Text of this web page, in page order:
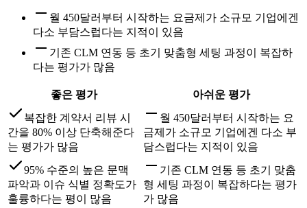
월 450달러부터 시작하는 요금제가 소규모 기업에겐
다소 부담스럽다는 지적이 있음
기존 CLM 연동 등 초기 맞춤형 세팅 과정이 복잡하
다는 평가가 많음
좋은 평가
아쉬운 평가
복잡한 계약서 리뷰 시
간을 80% 이상 단축해준다
는 평가가 많음
월 450달러부터 시작하는 요
금제가 소규모 기업에겐 다소 부
담스럽다는 지적이 있음
95% 수준의 높은 문맥
파악과 이슈 식별 정확도가
훌륭하다는 평이 많음
기존 CLM 연동 등 초기 맞춤
형 세팅 과정이 복잡하다는 평가
가 많음